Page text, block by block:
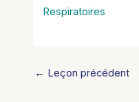
Respiratoires
← Leçon précédent